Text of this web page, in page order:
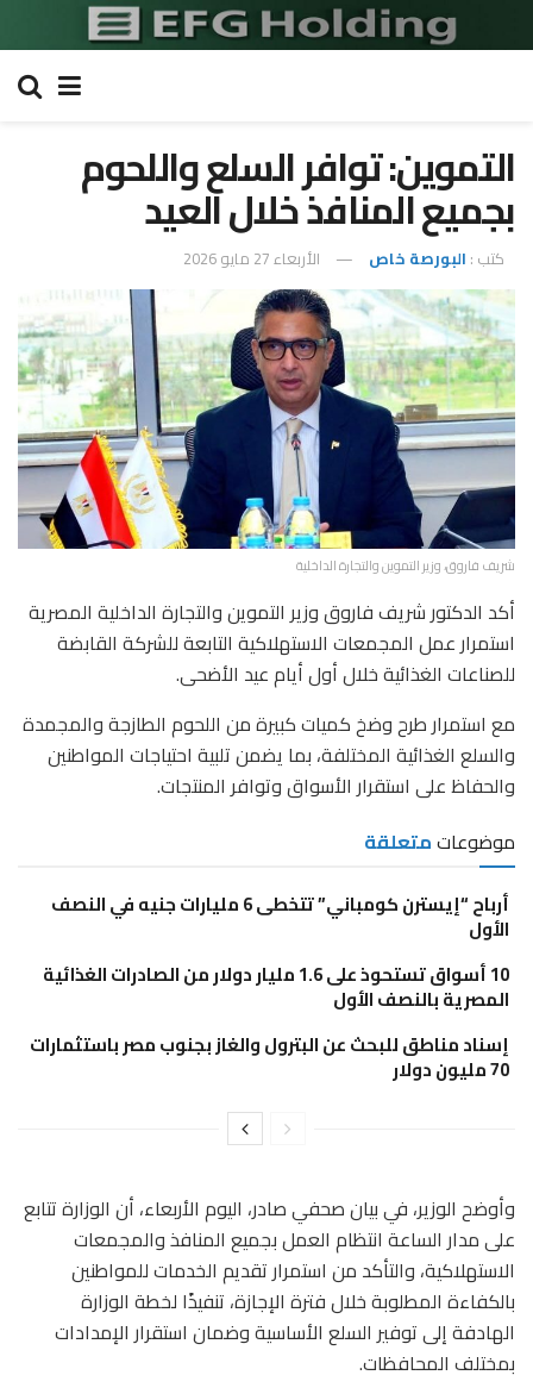
التموين: توافر السلع واللحوم
بجميع المنافذ خلال العيد
كتب : البورصة خاص الأربعاء 27 مايو 2026
شريف فاروق، وزير التموين والتجارة الداخلية
أكد الدكتور شريف فاروق وزير التموين والتجارة الداخلية المصرية
استمرار عمل المجمعات الاستهلاكية التابعة للشركة القابضة
للصناعات الغذائية خلال أول أيام عيد الأضحى.
مع استمرار طرح وضخ كميات كبيرة من اللحوم الطازجة والمجمدة
والسلع الغذائية المختلفة، بما يضمن تلبية احتياجات المواطنين
والحفاظ على استقرار الأسواق وتوافر المنتجات.
موضوعاتمتعلقة
أرباح “إيسترن كومباني” تتخطى 6 مليارات جنيه في النصف
الأول
10 أسواق تستحوذ على 1.6 مليار دولار من الصادرات الغذائية
المصرية بالنصف الأول
إسناد مناطق للبحث عن البترول والغاز بجنوب مصر باستثمارات
70 مليون دولار
وأوضح الوزير، في بيان صحفي صادر، اليوم الأربعاء، أن الوزارة تتابع
على مدار الساعة انتظام العمل بجميع المنافذ والمجمعات
الاستهلاكية، والتأكد من استمرار تقديم الخدمات للمواطنين
بالكفاءة المطلوبة خلال فترة الإجازة، تنفيذًا لخطة الوزارة
الهادفة إلى توفير السلع الأساسية وضمان استقرار الإمدادات
بمختلف المحافظات.